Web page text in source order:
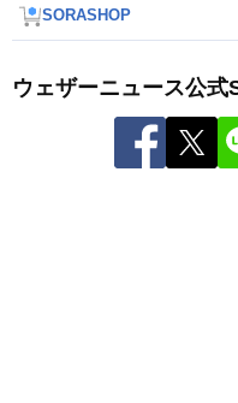
SORASHOP
ウェザーニュース公式